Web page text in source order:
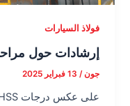
فولاذ السيارات
إرشادات حول
جون/ 13 فبراير 2025